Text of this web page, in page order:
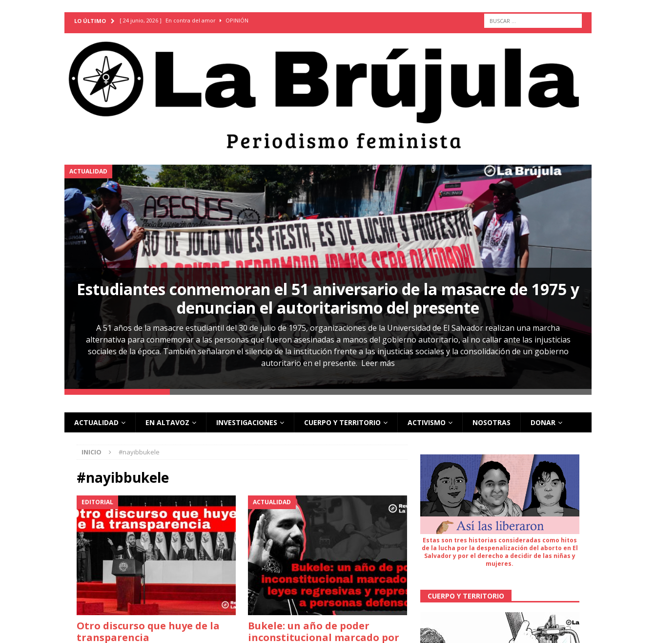
LO ÚLTIMO [ 24 junio, 2026 ] En contra del amor OPINIÓN
TERRITORIO
[ 21 febrero, 2026 ] Cuando la prevención de embarazos en niñas y adolescentes desaparece del territorio
INVESTIGACIONES
[ 31 julio, 2026 ] Estudiantes conmemoran el 51 aniversario de la masacre de 1975 y denuncian el
Piden mantener la libertad provisional de Sandra Leticia Hernández: víctima del régimen de
[ 28 julio, 2026 ] ARENA y FMLN apuestan por mujeres en sus fórmulas presidenciales para 2027
ACTUALIDAD
[ 24 julio, 2026 ] A María Hildaura le falló el Estado OPINIÓN
[ 28 julio, 2026 ] Más allá de los casos: cómo entender el VIH en El Salvador ACTUALIDAD
ACTUALIDAD
Estudiantes conmemoran el 51 aniversario de la masacre de 1975 y
denuncian el autoritarismo del presente
A 51 años de la masacre estudiantil del 30 de julio de 1975, organizaciones de la Universidad de El Salvador realizan una marcha
alternativa para conmemorar a las personas que fueron asesinadas a manos del gobierno autoritario, al no callar ante las injusticias
sociales de la época. También señalaron el silencio de la institución frente a las injusticias sociales y la consolidación de un gobierno
autoritario en el presente.Leer más
ACTUALIDAD EN ALTAVOZ INVESTIGACIONES CUERPO Y TERRITORIO ACTIVISMO NOSOTRAS DONAR
INICIO #nayibbukele
#nayibbukele
EDITORIAL
Otro discurso que huye de la
transparencia
ACTUALIDAD
Bukele: un año de poder
inconstitucional marcado por
Estas son tres historias consideradas como hitos
de la lucha por la despenalización del aborto en El
Salvador y por el derecho a decidir de las niñas y
mujeres.
CUERPO Y TERRITORIO